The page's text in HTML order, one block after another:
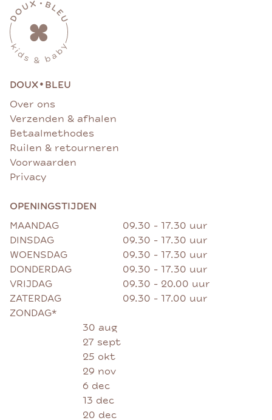
DOUX• BLEU
Over ons
Verzenden & afhalen
Betaalmethodes
Ruilen & retourneren
Voorwaarden
Privacy
OPENINGSTIJDEN
MAANDAG
09.30 - 17.30 uur
DINSDAG
09.30 - 17.30 uur
WOENSDAG
09.30 - 17.30 uur
DONDERDAG
09.30 - 17.30 uur
VRIJDAG
09.30 - 20.00 uur
ZATERDAG
09.30 - 17.00 uur
ZONDAG*
30 aug
27 sept
25 okt
29 nov
6 dec
13 dec
20 dec